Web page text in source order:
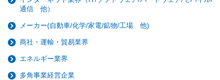
通信 他）
メーカー(自動車/化学/家電/鉱物/工場 他)
商社・運輸・貿易業界
エネルギー業界
多角事業経営企業